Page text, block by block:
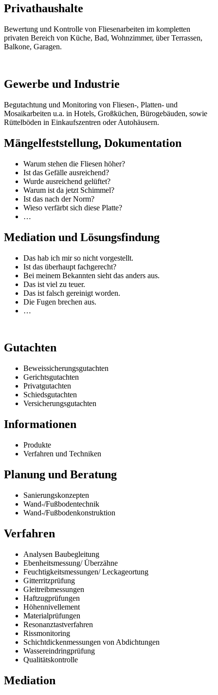
Privathaushalte
Bewertung und Kontrolle von Fliesenarbeiten im kompletten
privaten Bereich von Küche, Bad, Wohnzimmer, über Terrassen,
Balkone, Garagen.
Gewerbe und Industrie
Begutachtung und Monitoring von Fliesen-, Platten- und
Mosaikarbeiten u.a. in Hotels, Großküchen, Bürogebäuden, sowie
Rüttelböden in Einkaufszentren oder Autohäusern.
Mängelfeststellung, Dokumentation
Warum stehen die Fliesen höher?
Ist das Gefälle ausreichend?
Wurde ausreichend gelüftet?
Warum ist da jetzt Schimmel?
Ist das nach der Norm?
Wieso verfärbt sich diese Platte?
…
Mediation und Lösungsfindung
Das hab ich mir so nicht vorgestellt.
Ist das überhaupt fachgerecht?
Bei meinem Bekannten sieht das anders aus.
Das ist viel zu teuer.
Das ist falsch gereinigt worden.
Die Fugen brechen aus.
…
Gutachten
Beweissicherungsgutachten
Gerichtsgutachten
Privatgutachten
Schiedsgutachten
Versicherungsgutachten
Informationen
Produkte
Verfahren und Techniken
Planung und Beratung
Sanierungskonzepten
Wand-/Fußbodentechnik
Wand-/Fußbodenkonstruktion
Verfahren
Analysen Baubegleitung
Ebenheitsmessung/ Überzähne
Feuchtigkeitsmessungen/ Leckageortung
Gitterritzprüfung
Gleitreibmessungen
Haftzugprüfungen
Höhennivellement
Materialprüfungen
Resonanztastverfahren
Rissmonitoring
Schichtdickenmessungen von Abdichtungen
Wassereindringprüfung
Qualitätskontrolle
Mediation